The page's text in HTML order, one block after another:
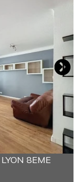
LYON 8EME